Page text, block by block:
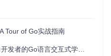
隆项目仓库：
Tour of Go实战指南
者的Go语言交互式学习指南